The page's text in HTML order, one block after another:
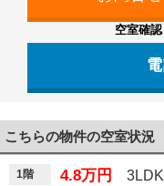
空室確
こちらの物件の空室状況
1階 4.8万円 3LDK